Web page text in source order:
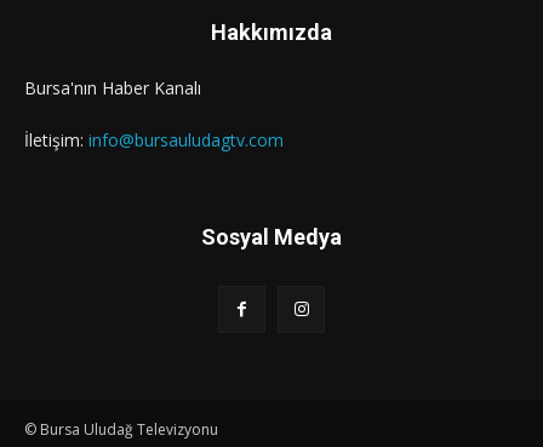
Hakkımızda
Bursa'nın Haber Kanalı
İletişim: info@bursauludagtv.com
Sosyal Medya
© Bursa Uludağ Televizyonu